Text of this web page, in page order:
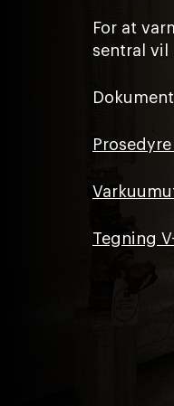
For at
sentral vil
Tegning